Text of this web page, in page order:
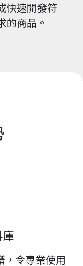
快速開發符
的商品。
，令專業使用